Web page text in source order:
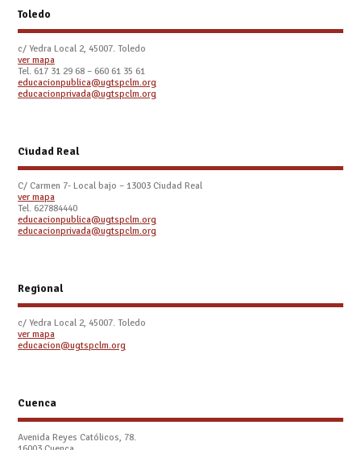
Toledo
c/ Yedra Local 2, 45007. Toledo
ver mapa
Tel. 617 31 29 68 – 660 61 35 61
educacionpublica@ugtspclm.org
educacionprivada@ugtspclm.org
Ciudad Real
C/ Carmen 7- Local bajo – 13003 Ciudad Real
ver mapa
Tel. 627884440
educacionpublica@ugtspclm.org
educacionprivada@ugtspclm.org
Regional
c/ Yedra Local 2, 45007. Toledo
ver mapa
educacion@ugtspclm.org
Cuenca
Avenida Reyes Católicos, 78.